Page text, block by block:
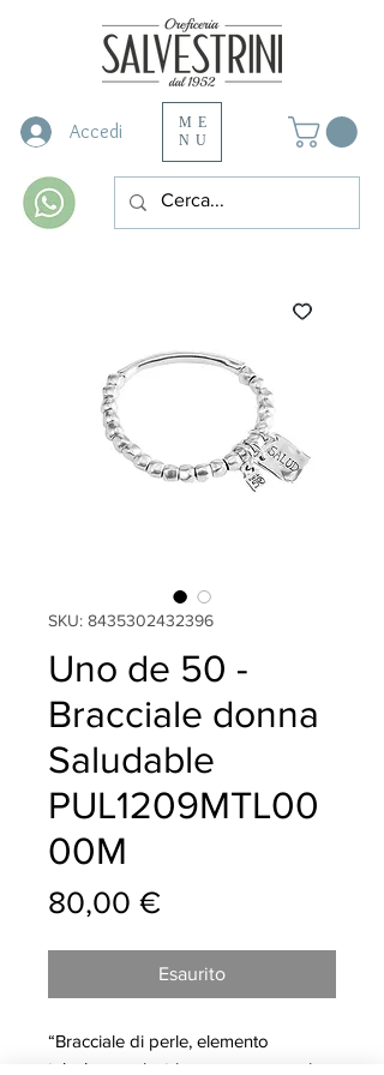
Accedi
ME
NU
SKU: 8435302432396
Uno de 50 -
Bracciale donna
Saludable
PUL1209MTL00
00M
80,00 €Prezzo
Esaurito
“Bracciale di perle, elemento
tubolare e piastrina con messaggio